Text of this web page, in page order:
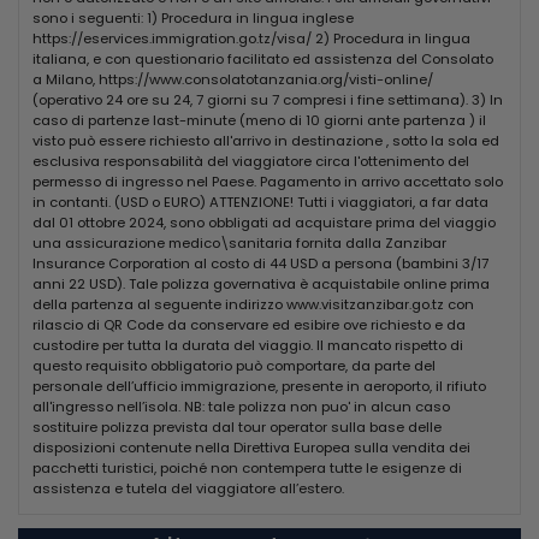
ALTRI SERVIZI
Gli ospiti dell'hotel Ahg Hisia Nungwi Experience possono rilassarsi in
una piscina esterna o praticare windsurf, snorkeling ed escursioni a
piedi. Tra le opzioni spa ci sono un centro benessere e un body scrub,
pedicure e la manicure.
POSIZIONE
Aeroporto Internazionale Abeid Amani Karume si trova a 61 km di
distanza. Per andare da quest’alloggio al centro di Nungwi ci vogliono
10 minuti di cammino. La Baraka Natural Aquarium- Nungwi, a circa 5
minuti in auto, è sicuramente una tappa obbligata per i turisti in
famiglia a Nungwi. La zona propone opportunità di shopping come
Zanzibar Parasailing, a circa 10 minuti in auto da questo hotel. La
stazione degli autobus Daladalas to Stone Town si trova a pochi
passi dall'Ahg Hisia Nungwi Experience Hotel.
Borsaviaggi.it non è responsabile di eventuali variazioni e modifiche
apportate al descrittivo struttura. Per ogni dettaglio si rimanda al
catalogo del tour operator.
INFORMATIVA CORONAVIRUS:
A causa delle norme straordinarie ed in continua evoluzione legate
alla gestione Covid19, alcuni servizi previsti ed indicati nella
descrizione (ad esempio i lettini in spiaggia, le attività di miniclub,
subire variazioni nell''arco della stagione per garantire la salute dei
sono i seguenti: 1) Procedura in lingua inglese
https://eservices.immigration.go.tz/visa/ 2) Procedura in lingua
italiana, e con questionario facilitato ed assistenza del Consolato
a Milano, https://www.consolatotanzania.org/visti-online/
(operativo 24 ore su 24, 7 giorni su 7 compresi i fine settimana). 3) In
caso di partenze last-minute (meno di 10 giorni ante partenza ) il
visto può essere richiesto all'arrivo in destinazione , sotto la sola ed
esclusiva responsabilità del viaggiatore circa l'ottenimento del
permesso di ingresso nel Paese. Pagamento in arrivo accettato solo
in contanti. (USD o EURO) ATTENZIONE! Tutti i viaggiatori, a far data
dal 01 ottobre 2024, sono obbligati ad acquistare prima del viaggio
una assicurazione medico\sanitaria fornita dalla Zanzibar
Insurance Corporation al costo di 44 USD a persona (bambini 3/17
anni 22 USD). Tale polizza governativa è acquistabile online prima
della partenza al seguente indirizzo www.visitzanzibar.go.tz con
rilascio di QR Code da conservare ed esibire ove richiesto e da
custodire per tutta la durata del viaggio. Il mancato rispetto di
questo requisito obbligatorio può comportare, da parte del
personale dell’ufficio immigrazione, presente in aeroporto, il rifiuto
all'ingresso nell’isola. NB: tale polizza non puo' in alcun caso
sostituire polizza prevista dal tour operator sulla base delle
disposizioni contenute nella Direttiva Europea sulla vendita dei
pacchetti turistici, poiché non contempera tutte le esigenze di
assistenza e tutela del viaggiatore all’estero.